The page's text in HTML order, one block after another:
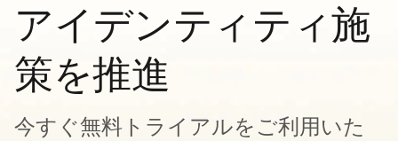
アイデンティティ施
策を推進
今すぐ無料トライアルをご利用いた